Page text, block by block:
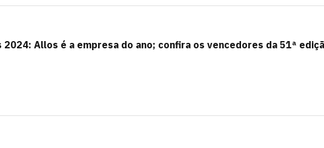
2024: Allos é a empresa do ano; confira os vencedores da 51ª